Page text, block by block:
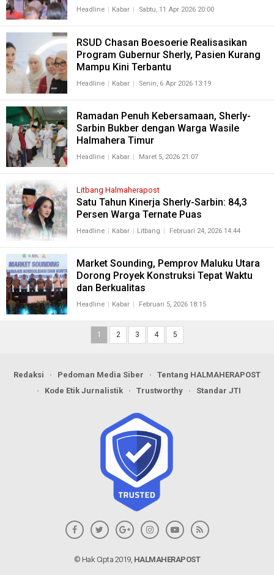
Headline Kabar Sabtu, 11 Apr 2026 20:00
RSUD Chasan Boesoerie Realisasikan
Program Gubernur Sherly, Pasien Kurang
Mampu Kini Terbantu
Headline Kabar Senin, 6 Apr 2026 13:19
Ramadan Penuh Kebersamaan, Sherly-
Sarbin Bukber dengan Warga Wasile
Halmahera Timur
Headline Kabar Maret 5, 2026 21:07
Litbang Halmaherapost
Satu Tahun Kinerja Sherly-Sarbin: 84,3
Persen Warga Ternate Puas
Headline Kabar Litbang Februari 24, 2026 14:44
Market Sounding, Pemprov Maluku Utara
Dorong Proyek Konstruksi Tepat Waktu
dan Berkualitas
Headline Kabar Februari 5, 2026 18:15
1 2 3 4 5
Redaksi Pedoman Media Siber
Tentang HALMAHERAPOST
Kode Etik Jurnalistik
Trustworthy Standar JTI
© Hak Cipta 2019, HALMAHERAPOST